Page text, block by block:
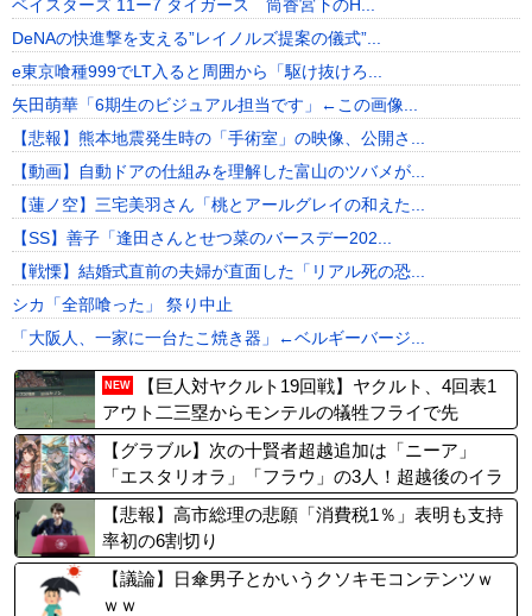
ベイスターズ 11ー7 タイガース 筒香宮下のH...
DeNAの快進撃を支える”レイノルズ提案の儀式”...
e東京喰種999でLT入ると周囲から「駆け抜けろ...
矢田萌華「6期生のビジュアル担当です」←この画像...
【悲報】熊本地震発生時の「手術室」の映像、公開さ...
【動画】自動ドアの仕組みを理解した富山のツバメが...
【蓮ノ空】三宅美羽さん「桃とアールグレイの和えた...
【SS】善子「逢田さんとせつ菜のバースデー202...
【戦慄】結婚式直前の夫婦が直面した「リアル死の恐...
シカ「全部喰った」 祭り中止
「大阪人、一家に一台たこ焼き器」←ベルギーバージ...
NEW
【巨人対ヤクルト19回戦】ヤクルト、4回表1
アウト二三塁からモンテルの犠牲フライで先
制！！！！！
【グラブル】次の十賢者超越追加は「ニーア」
「エスタリオラ」「フラウ」の3人！超越後のイラ
ストが公開に
【悲報】高市総理の悲願「消費税1％」表明も支持
率初の6割切り
【議論】日傘男子とかいうクソキモコンテンツｗ
ｗｗ